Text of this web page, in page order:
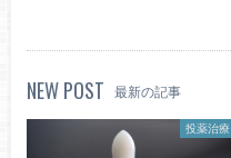
NEW POST 最新の記事
投薬治療